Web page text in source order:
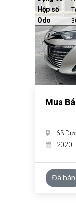
Hộp số
Odo
Mua
68
2020
Đã bán